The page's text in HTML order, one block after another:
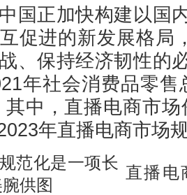
正加快构建以国
促进的新发展格局
、保持经济韧性的
年社会消费品零
其中，直播电商市
年直播电商市场
直播电